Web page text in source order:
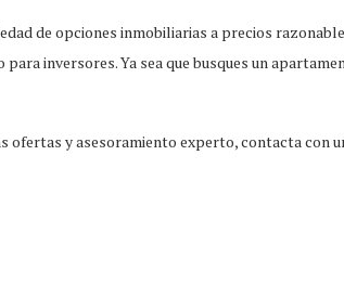
de opciones inmobiliarias a precios
inversores. Ya sea que busques un
ofertas y asesoramiento experto, contacta con